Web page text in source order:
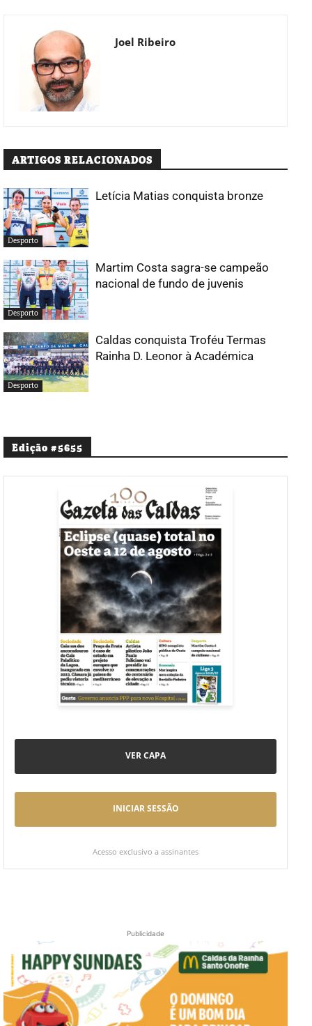
Joel Ribeiro
ARTIGOS RELACIONADOS
Desporto
Letícia Matias conquista bronze
Desporto
Martim Costa sagra-se campeão
nacional de fundo de juvenis
Desporto
Caldas conquista Troféu Termas
Rainha D. Leonor à Académica
Edição #5655
VER CAPA
INICIAR SESSÃO
Acesso exclusivo a assinantes
Publicidade